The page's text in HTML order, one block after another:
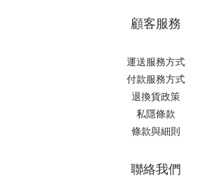
顧客服務
運送服務方式
付款服務方式
退換貨政策
私隱條款
條款與細則
聯絡我們